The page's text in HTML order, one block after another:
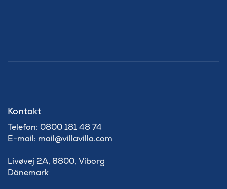
Kontakt
Telefon: 0800 181 48 74
E-mail: mail@villavilla.com
Livøvej 2A, 8800, Viborg
Dänemark